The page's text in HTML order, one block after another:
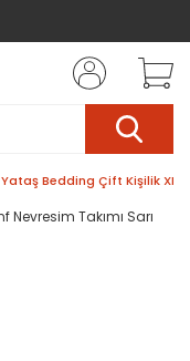
Yataş Bedding Çift Kişilik XL